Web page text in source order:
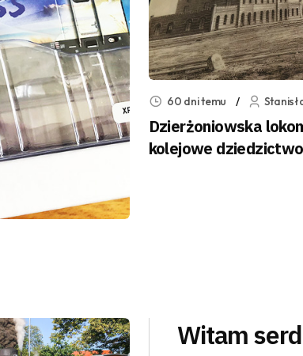
60 dni temu
Dzierżoniowska
kolejowe dziedzictwo
Witam